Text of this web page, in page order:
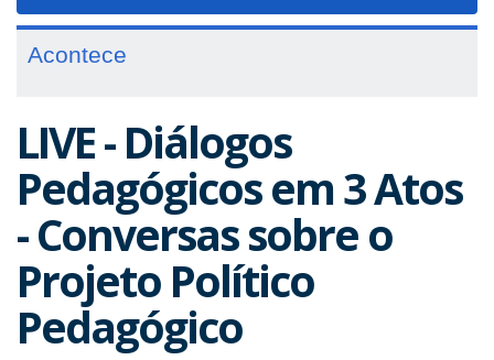
Acontece
LIVE - Diálogos
Pedagógicos em 3 Atos
- Conversas sobre o
Projeto Político
Pedagógico